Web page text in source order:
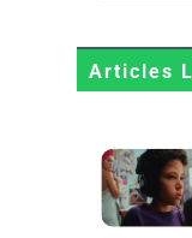
Articles